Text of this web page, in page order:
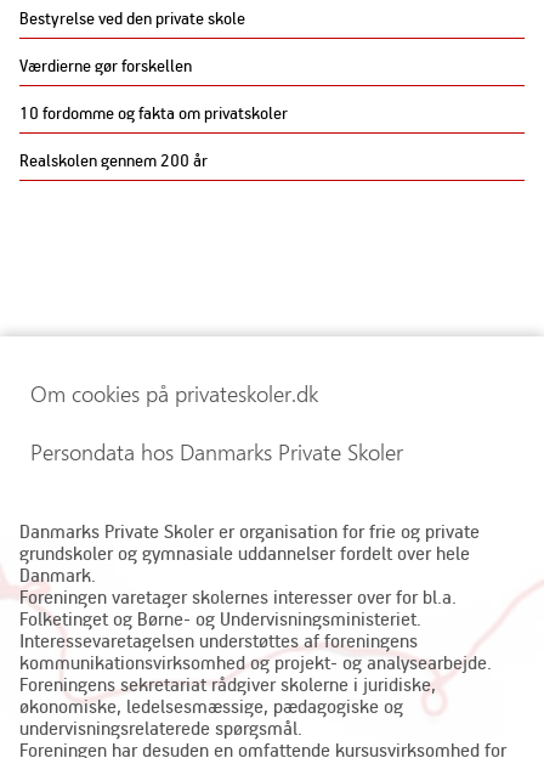
Bestyrelse ved den private skole
Værdierne gør forskellen
10 fordomme og fakta om privatskoler
Realskolen gennem 200 år
Om cookies på privateskoler.dk
Persondata hos Danmarks Private Skoler
Danmarks Private Skoler er organisation for frie og private
grundskoler og gymnasiale uddannelser fordelt over hele
Danmark.
Foreningen varetager skolernes interesser over for bl.a.
Folketinget og Børne- og Undervisningsministeriet.
Interessevaretagelsen understøttes af foreningens
kommunikationsvirksomhed og projekt- og analysearbejde.
Foreningens sekretariat rådgiver skolerne i juridiske,
økonomiske, ledelsesmæssige, pædagogiske og
undervisningsrelaterede spørgsmål.
Foreningen har desuden en omfattende kursusvirksomhed for